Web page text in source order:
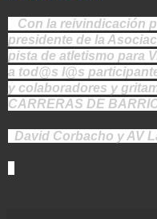
Con la reivindicación
presidente de la
pista de atletismo para
a tod@s l@s
y colaboradores y
CARRERAS DE
David Corbacho y AV